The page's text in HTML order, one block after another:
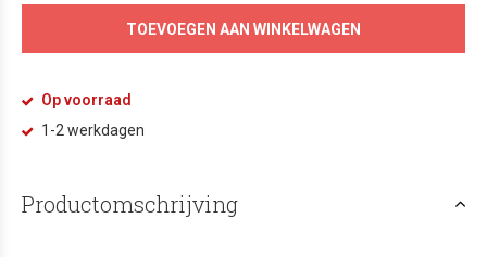
TOEVOEGEN AAN WINKELWAGEN
Op voorraad
1-2 werkdagen
Productomschrijving